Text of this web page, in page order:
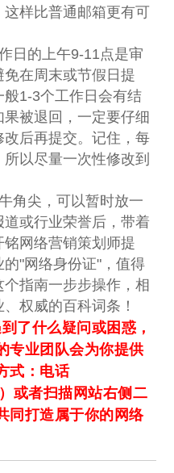
样比普通邮箱更有可
日的上午9-11点是审
在周末或节假日提
1-3个工作日会有结
被退回，一定要仔细
后再提交。记住，每
以尽量一次性修改到
角尖，可以暂时放一
或行业荣誉后，带着
网络营销策划师提
"网络身份证"，值得
指南一步步操作，相
权威的百科词条！
了什么疑问或困惑，
专业团队会为你提供
式：电话
或者扫描网站右侧二
同打造属于你的网络